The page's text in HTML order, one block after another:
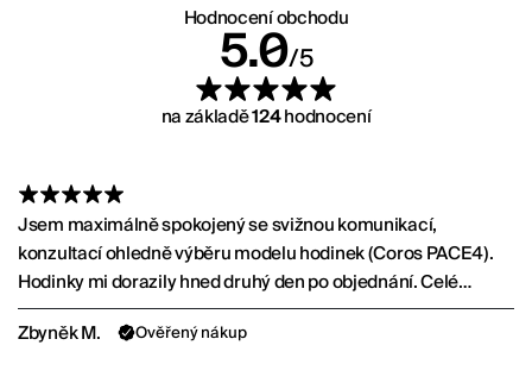
Hodnocení obchoduralpu.cz
Hodnocení:
5.0/5
na základě124hodnocení
Jsem maximálně spokojený se svižnou komunikací,
konzultací ohledně výběru modelu hodinek (Coros PACE4).
Hodinky mi dorazily hned druhý den po objednání. Celé
skvělé!
Zbyněk M. Ověřený nákup